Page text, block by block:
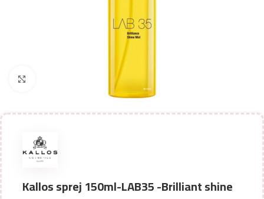
Kallos sprej 150ml-LAB35 -Brilliant shine